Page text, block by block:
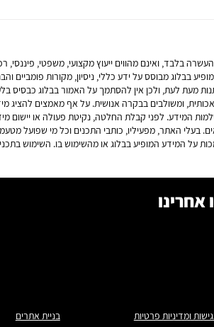
בלבד, ואינם מהווים ייעוץ מקצועי, משפטי, פיננסי,
בבלוג מבוסס על ידע כללי, ניסיון, מקורות פומביים
מעת לעת, ולכן אין להסתמך על האמור בבלוג כבסיס
ומשולבים בבקרה אנושית. על אף מאמצים להציג מידע
המידע. לפני קבלת החלטה, נקיטת פעולה או יישום
בעלי האתר, מפעיליו, כותבי התכנים וכל מי שפועל
על המידע המופיע בבלוג או מהשימוש בו. השימוש
אחרינו
בניית אתרים ומדיניות פרטיות